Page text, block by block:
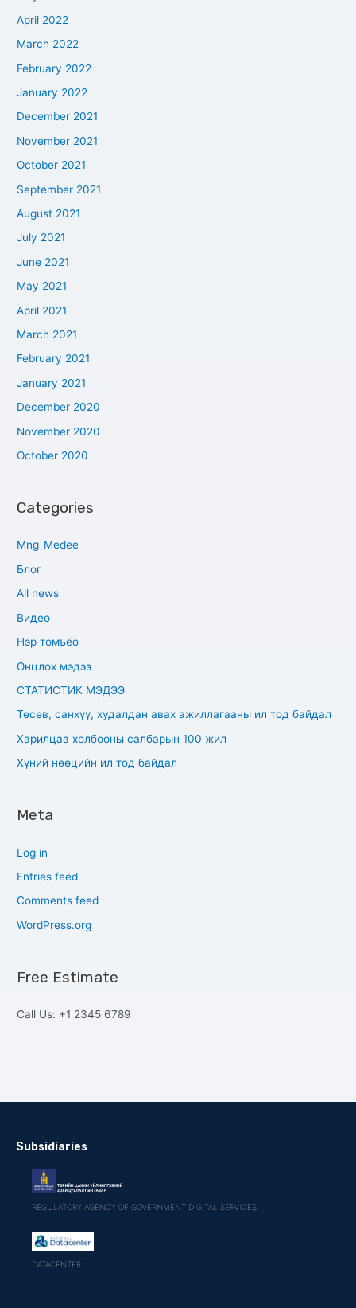
April 2022
March 2022
February 2022
January 2022
December 2021
November 2021
October 2021
September 2021
August 2021
July 2021
June 2021
May 2021
April 2021
March 2021
February 2021
January 2021
December 2020
November 2020
October 2020
Categories
Mng_Medee
Блог
All news
Видео
Нэр томъёо
Онцлох мэдээ
СТАТИСТИК МЭДЭЭ
Төсөв, санхүү, худалдан авах ажиллагааны ил тод байдал
Харилцаа холбооны салбарын 100 жил
Хүний нөөцийн ил тод байдал
Meta
Log in
Entries feed
Comments feed
WordPress.org
Free Estimate
Call Us: +1 2345 6789
Subsidiaries
REGULATORY AGENCY OF GOVERNMENT DIGITAL SERVICES
DATACENTER